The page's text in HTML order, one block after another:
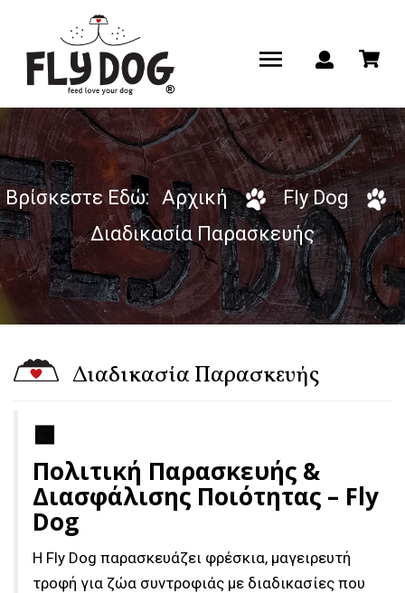
Βρίσκεστε Εδώ: Αρχική
Fly Dog
Διαδικασία Παρασκευής
Διαδικασία Παρασκευής
🟩
Πολιτική Παρασκευής &
Διασφάλισης Ποιότητας – Fly
Dog
Η Fly Dog παρασκευάζει φρέσκια, μαγειρευτή
τροφή για ζώα συντροφιάς με διαδικασίες που